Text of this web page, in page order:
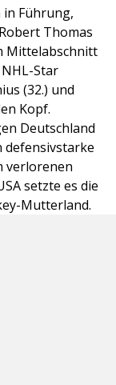
Führung,
Thomas
Mittelabschnitt
Star
(32.) und
Kopf.
Deutschland
defensivstarke
verlorenen
setzte es die
Mutterland.